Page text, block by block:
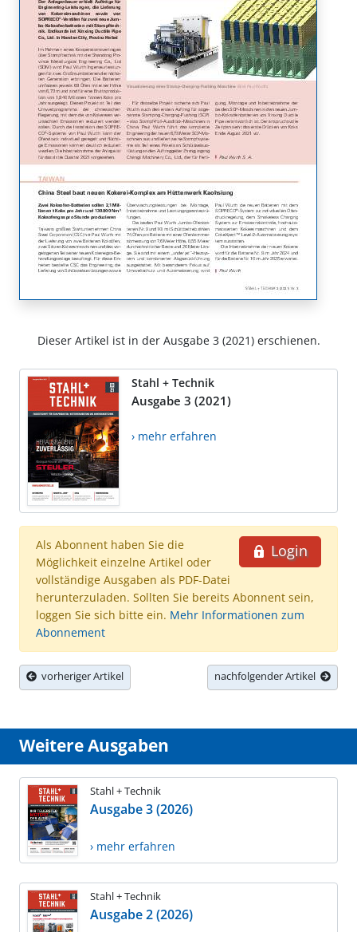
Dieser Artikel ist in der Ausgabe 3 (2021) erschienen.
Stahl + Technik
Ausgabe 3 (2021)
› mehr erfahren
Login
Als Abonnent haben Sie die
Möglichkeit einzelne Artikel oder
vollständige Ausgaben als PDF-Datei
herunterzuladen. Sollten Sie bereits Abonnent sein,
loggen Sie sich bitte ein. Mehr Informationen zum
Abonnement
vorheriger Artikel nachfolgender Artikel
Weitere Ausgaben
Stahl + Technik
Ausgabe 3 (2026)
› mehr erfahren
Stahl + Technik
Ausgabe 2 (2026)